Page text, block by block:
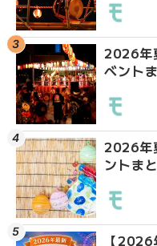
2026年
ベント
2026年
ントま
【